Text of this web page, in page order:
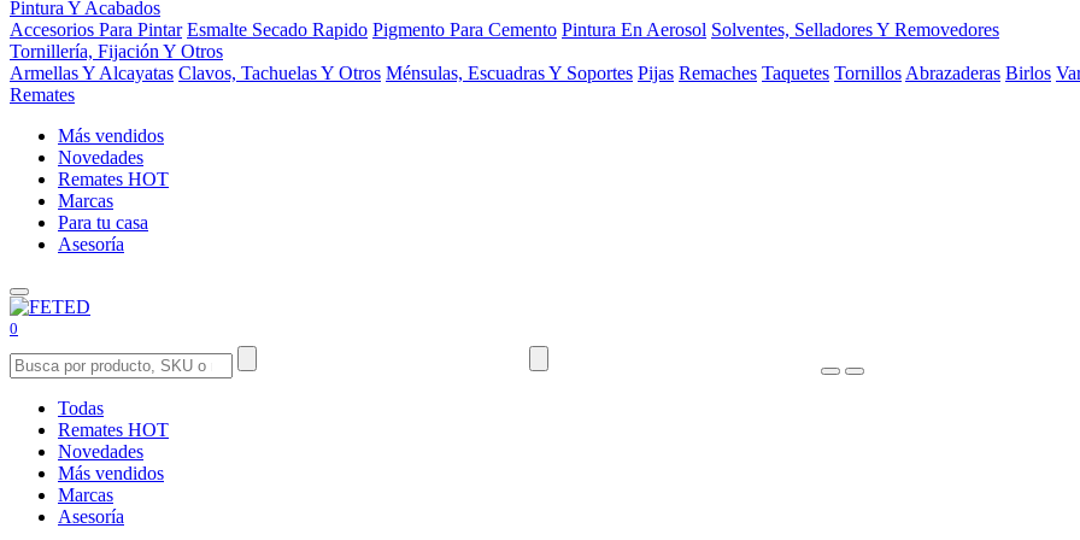
Pintura Y Acabados
Accesorios Para Pintar Esmalte Secado Rapido Pigmento Para Cemento Pintura En Aerosol Solventes, Selladores Y Removedores
Tornillería, Fijación Y Otros
Armellas Y Alcayatas Clavos, Tachuelas Y Otros Ménsulas, Escuadras Y Soportes Pijas Remaches Taquetes Tornillos Abrazaderas Birlos
Remates
Más vendidos
Novedades
Remates HOT
Marcas
Para tu casa
Asesoría
0
Todas
Remates HOT
Novedades
Más vendidos
Marcas
Asesoría